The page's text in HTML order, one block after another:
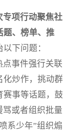
专项行动聚焦社
题、榜单、推
下问题：
点事件强行关联
化炒作，挑动群
赛事等话题，鼓
骂或者组织批量
系少年”组织煽